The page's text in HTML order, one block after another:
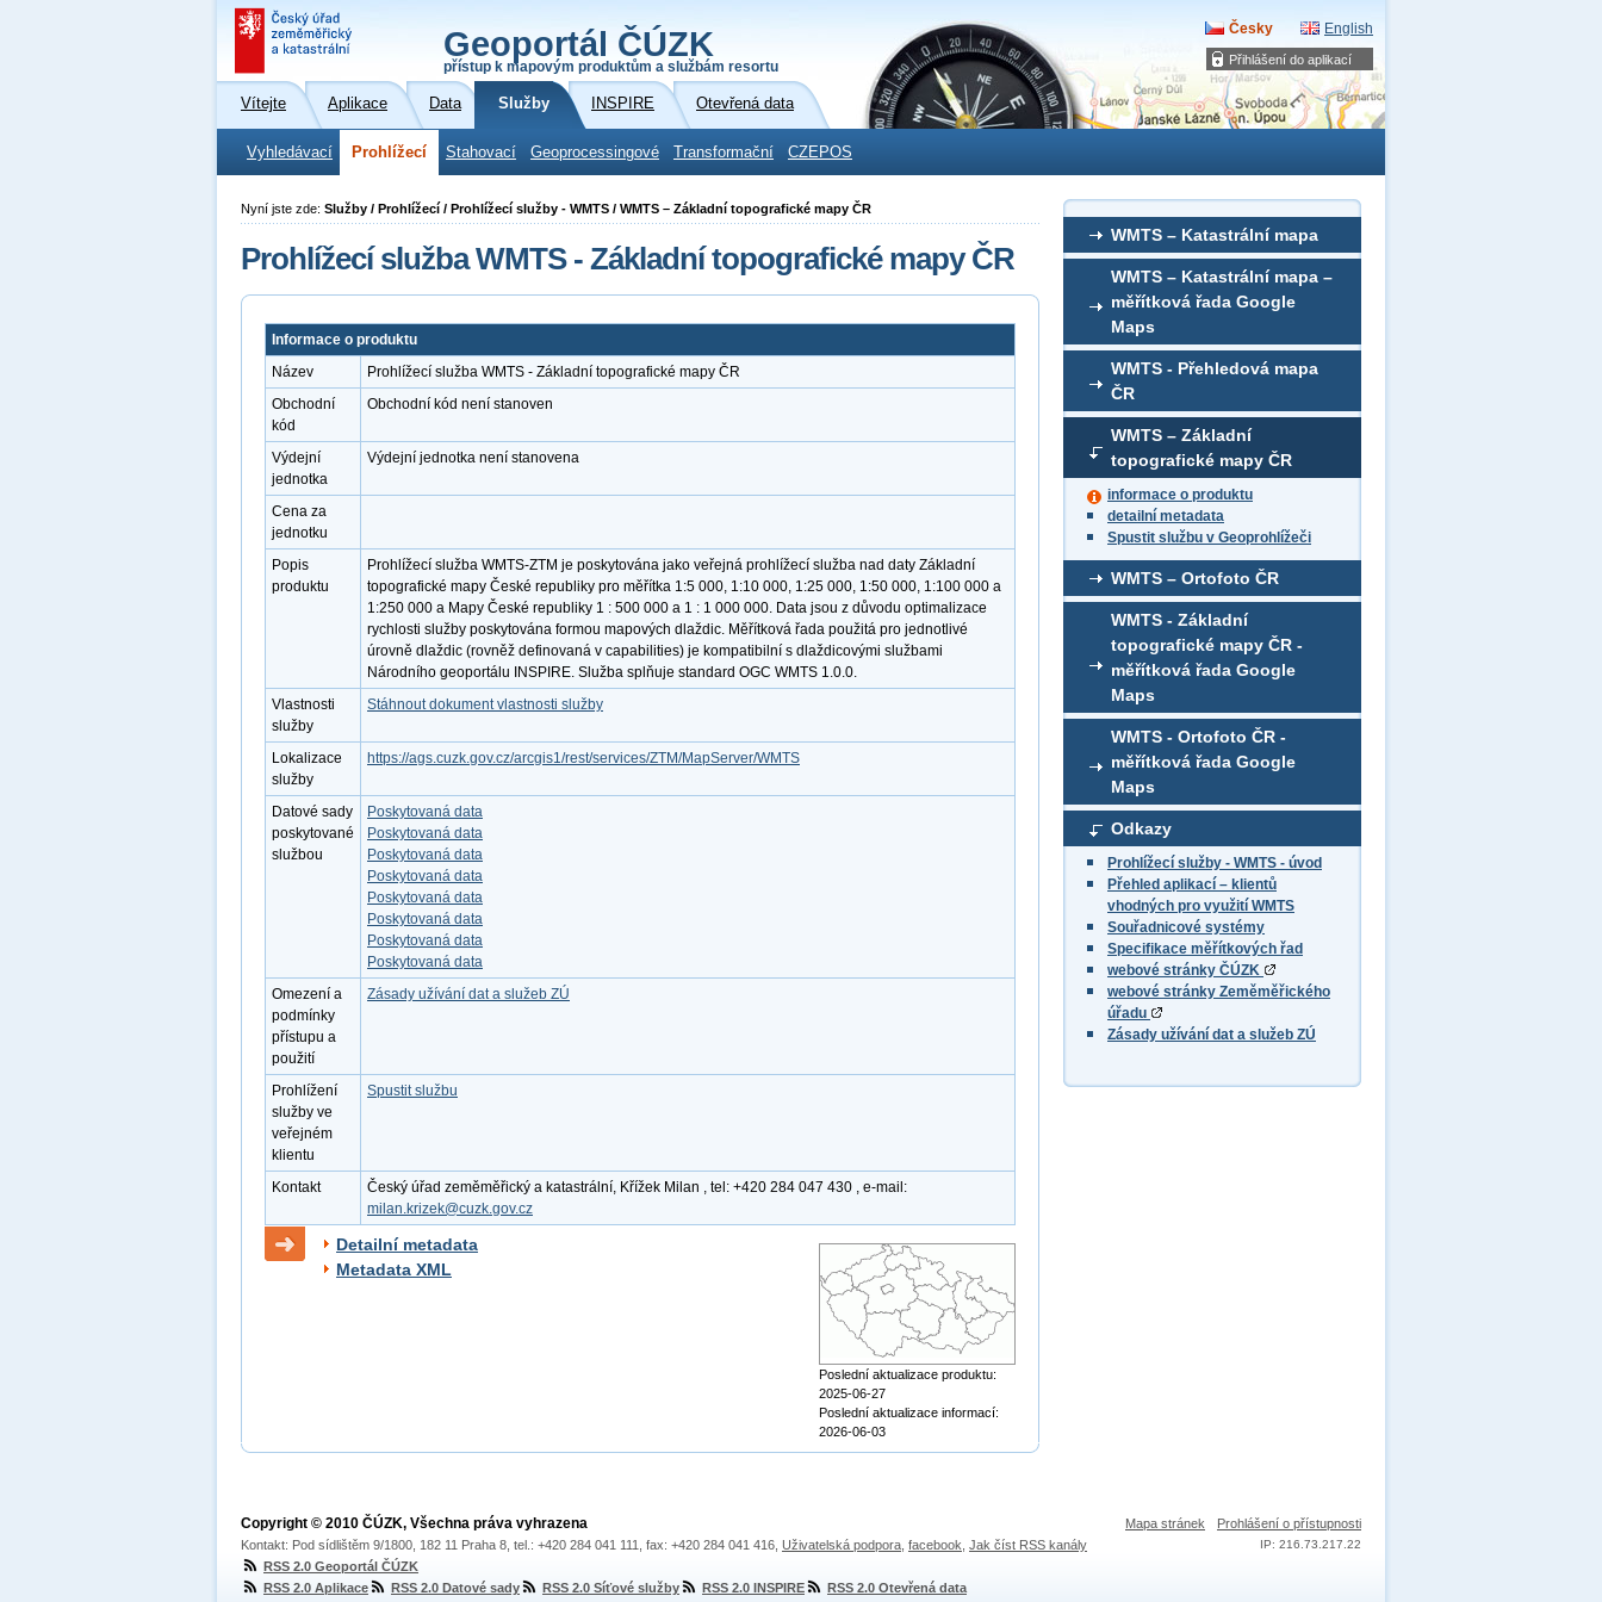
Přihlášení do aplikací
Geoportál ČÚZK
přístup k mapovým produktům a službám resortu
Česky English
Vítejte Aplikace Data Služby INSPIRE Otevřená data
Vyhledávací Prohlížecí Stahovací Geoprocessingové Transformační CZEPOS
WMTS – Katastrální mapa
WMTS – Katastrální mapa –
měřítková řada Google
Maps
WMTS - Přehledová mapa
ČR
WMTS – Základní
topografické mapy ČR
informace o produktu
detailní metadata
Spustit službu v Geoprohlížeči
WMTS – Ortofoto ČR
WMTS - Základní
topografické mapy ČR -
měřítková řada Google
Maps
WMTS - Ortofoto ČR -
měřítková řada Google
Maps
Odkazy
Prohlížecí služby - WMTS - úvod
Přehled aplikací – klientů
vhodných pro využití WMTS
Souřadnicové systémy
Specifikace měřítkových řad
webové stránky ČÚZK
webové stránky Zeměměřického
úřadu
Zásady užívání dat a služeb ZÚ
Nyní jste zde: Služby / Prohlížecí / Prohlížecí služby - WMTS / WMTS – Základní topografické mapy ČR
Prohlížecí služba WMTS - Základní topografické mapy ČR
Informace o produktu
Název
Prohlížecí služba WMTS - Základní topografické mapy ČR
Obchodní
kód
Obchodní kód není stanoven
Výdejní
jednotka
Výdejní jednotka není stanovena
Cena za
jednotku
Popis
produktu
Prohlížecí služba WMTS-ZTM je poskytována jako veřejná prohlížecí služba nad daty Základní
topografické mapy České republiky pro měřítka 1:5 000, 1:10 000, 1:25 000, 1:50 000, 1:100 000 a
1:250 000 a Mapy České republiky 1 : 500 000 a 1 : 1 000 000. Data jsou z důvodu optimalizace
rychlosti služby poskytována formou mapových dlaždic. Měřítková řada použitá pro jednotlivé
úrovně dlaždic (rovněž definovaná v capabilities) je kompatibilní s dlaždicovými službami
Národního geoportálu INSPIRE. Služba splňuje standard OGC WMTS 1.0.0.
Vlastnosti
služby
Stáhnout dokument vlastnosti služby
Lokalizace
služby
https://ags.cuzk.gov.cz/arcgis1/rest/services/ZTM/MapServer/WMTS
Datové sady
poskytované
službou
Poskytovaná data
Poskytovaná data
Poskytovaná data
Poskytovaná data
Poskytovaná data
Poskytovaná data
Poskytovaná data
Poskytovaná data
Omezení a
podmínky
přístupu a
použití
Zásady užívání dat a služeb ZÚ
Prohlížení
služby ve
veřejném
klientu
Spustit službu
Kontakt
Český úřad zeměměřický a katastrální, Křížek Milan , tel: +420 284 047 430 , e-mail:
milan.krizek@cuzk.gov.cz
Detailní metadata
Metadata XML
Poslední aktualizace produktu:
2025-06-27
Poslední aktualizace informací:
2026-06-03
Mapa stránek Prohlášení o přístupnosti
IP: 216.73.217.22
Copyright © 2010 ČÚZK, Všechna práva vyhrazena
Kontakt: Pod sídlištěm 9/1800, 182 11 Praha 8, tel.: +420 284 041 111, fax: +420 284 041 416, Uživatelská podpora facebook Jak číst RSS kanály
RSS 2.0 Geoportál ČÚZK
RSS 2.0 Aplikace
RSS 2.0 Datové sady RSS 2.0 Síťové služby RSS 2.0 INSPIRE RSS 2.0 Otevřená data